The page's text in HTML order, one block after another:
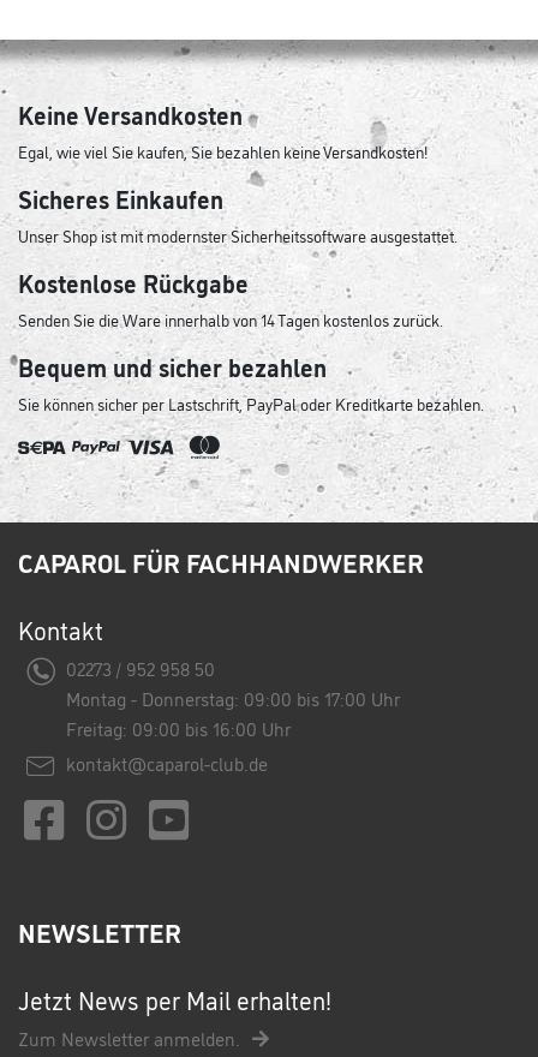
Keine Versandkosten
Egal, wie viel Sie kaufen, Sie bezahlen keine Versandkosten!
Sicheres Einkaufen
Unser Shop ist mit modernster Sicherheitssoftware ausgestattet.
Kostenlose Rückgabe
Senden Sie die Ware innerhalb von 14 Tagen kostenlos zurück.
Bequem und sicher bezahlen
Sie können sicher per Lastschrift, PayPal oder Kreditkarte bezahlen.
CAPAROL FÜR FACHHANDWERKER
Kontakt
02273 / 952 958 50
Montag - Donnerstag: 09:00 bis 17:00 Uhr
Freitag: 09:00 bis 16:00 Uhr
kontakt@caparol-club.de
NEWSLETTER
Jetzt News per Mail erhalten!
Zum Newsletter anmelden.